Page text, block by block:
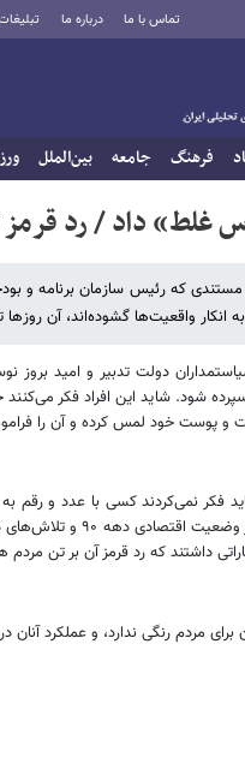
تماس با ما درباره ما
فرهنگ جامعه بین‌الملل
غلط» داد / رد
انکار واقعیت‌ها گشوده‌اند، آن
دولت تدبیر و امید بروز
سپرده شود. شاید این افراد فکر
و پوست خود لمس کرده و آن را
فکر نمی‌کردند کسی با عدد و رقم
سازمان برنامه
داشتند که رد قرمز آن بر تن مردم
مردم رنگی ندارد، و عملکرد آنان